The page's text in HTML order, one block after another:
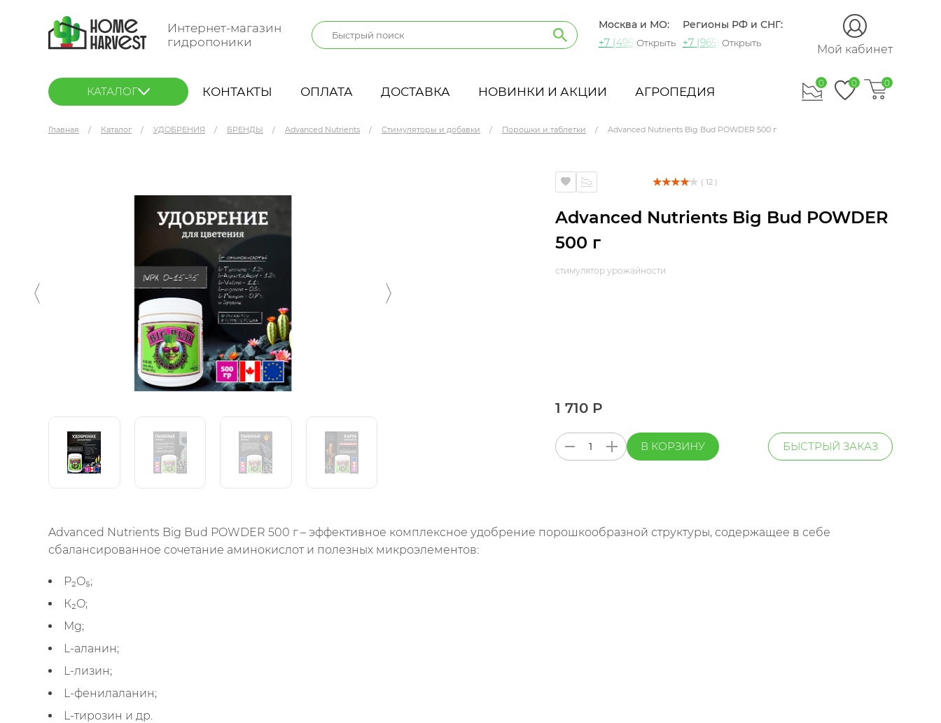
Интернет-магазин
гидропоники
Москва и МО:
+7 (495) 721-60-15
Открыть
Регионы РФ и СНГ:
+7 (965) 420-10-10
Открыть Мой кабинет
КАТАЛОГ КОНТАКТЫ ОПЛАТА ДОСТАВКА НОВИНКИ И АКЦИИ АГРОПЕДИЯ
0 0 0
Главная Каталог УДОБРЕНИЯ БРЕНДЫ Advanced Nutrients Стимуляторы и добавки Порошки и таблетки Advanced Nutrients Big Bud POWDER 500 г
( 12 )
Advanced Nutrients Big Bud POWDER
500 г
стимулятор урожайности
1 710 Р
В КОРЗИНУ БЫСТРЫЙ ЗАКАЗ
Advanced Nutrients Big Bud POWDER 500 г – эффективное комплексное удобрение порошкообразной структуры, содержащее в себе
сбалансированное сочетание аминокислот и полезных микроэлементов:
P₂O₅;
К₂O;
Mg;
L-аланин;
L-лизин;
L-фенилаланин;
L-тирозин и др.